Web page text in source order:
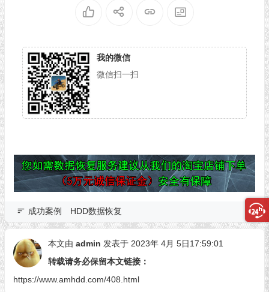
我的微信
微信扫一扫
成功案例 HDD数据恢复
本文由 admin 发表于 2023年 4月 5日17:59:01
转载请务必保留本文链接：
https://www.amhdd.com/408.html